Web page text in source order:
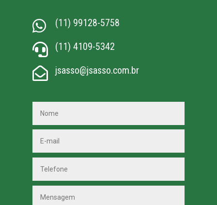
 (11) 99128-5758
 (11) 4109-5342
 jsasso@jsasso.com.br